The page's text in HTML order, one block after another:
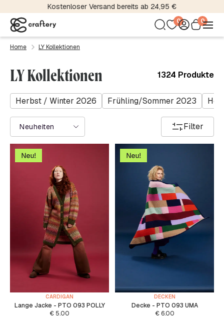
Kostenloser Versand bereits ab 24,95 €
0 0
Home LY Kollektionen
LY Kollektionen 1324 Produkte
Herbst / Winter 2026 Frühling/Sommer 2023
Neuheiten Filter
CARDIGAN
Lange Jacke - PTO 093 POLLY
€ 5.00
DECKEN
Decke - PTO 093 UMA
€6.00